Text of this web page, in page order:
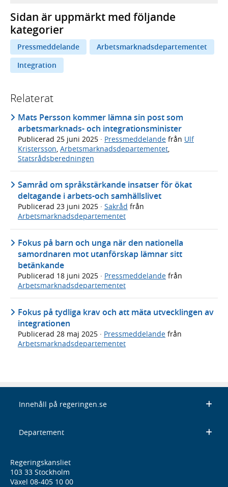
Sidan är uppmärkt med följande
kategorier
Pressmeddelande
Arbetsmarknadsdepartementet
Integration
Relaterat
Mats Persson kommer lämna sin post som
arbetsmarknads- och integrationsminister
Publicerad 25 juni 2025 · Pressmeddelande från Ulf
Kristersson Arbetsmarknadsdepartementet
Statsrådsberedningen
Samråd om språkstärkande insatser för ökat
deltagande i arbets-och samhällslivet
Publicerad 23 juni 2025 · Sakråd från
Arbetsmarknadsdepartementet
Fokus på barn och unga när den nationella
samordnaren mot utanförskap lämnar sitt
betänkande
Publicerad 18 juni 2025 · Pressmeddelande från
Arbetsmarknadsdepartementet
Fokus på tydliga krav och att mäta utvecklingen av
integrationen
Publicerad 28 maj 2025 · Pressmeddelande från
Arbetsmarknadsdepartementet
Innehåll på regeringen.se
Departement
Regeringskansliet
103 33 Stockholm
Växel 08-405 10 00